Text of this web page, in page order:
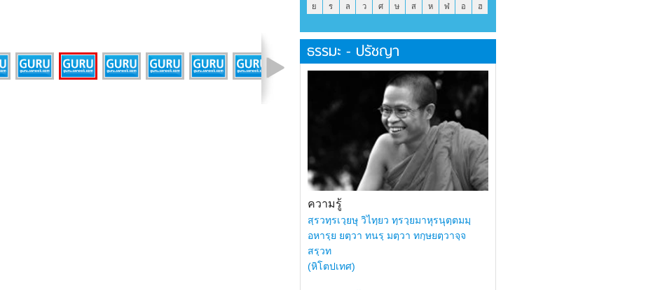
ย
ร ล ว ศ ษ ส ห ฬ อ ฮ
ธรรมะ - ปรัชญา
ความรู้
สฺรวทฺรเวฺยษุ วิไทฺยว ทฺรวฺยมาหุรนุตฺตมมฺ
อหารฺย ยตฺวา ทนรฺ มตฺวา ทกฺษยตฺวาจฺจ
สรฺวท
(หิโตปเทศ)